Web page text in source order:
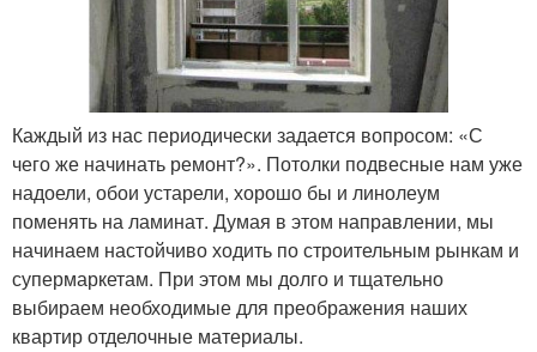
Каждый из нас периодически задается вопросом: «С
чего же начинать ремонт?». Потолки подвесные нам уже
надоели, обои устарели, хорошо бы и линолеум
поменять на ламинат. Думая в этом направлении, мы
начинаем настойчиво ходить по строительным рынкам и
супермаркетам. При этом мы долго и тщательно
выбираем необходимые для преображения наших
квартир отделочные материалы.